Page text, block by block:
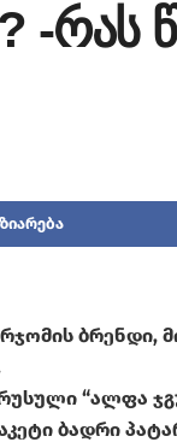
-რას
ბრენდი,
“ალფა
ბადრი